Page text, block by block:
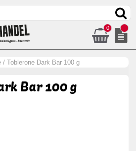
0
/ Toblerone Dark Bar 100 g
Bar 100 g